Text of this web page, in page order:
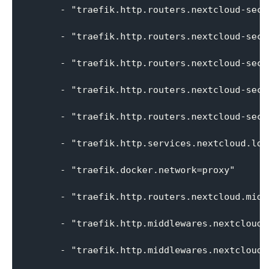
- "traefik.http.routers.nextcloud-
- "traefik.http.routers.nextcloud-
- "traefik.http.routers.nextcloud-
- "traefik.http.routers.nextcloud-
- "traefik.http.routers.nextcloud-
-
      - "traefik.docker.network=proxy"
-
-
-